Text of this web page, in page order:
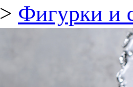
> Фигурки и